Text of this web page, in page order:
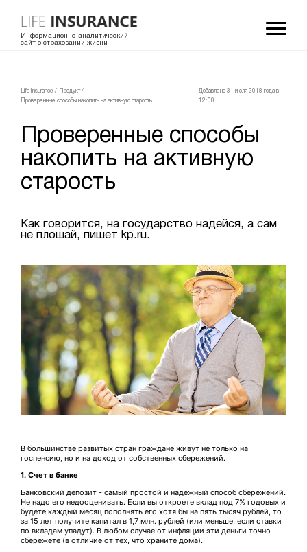
Информационно-аналитический
сайт о страховании жизни
LifeInsurance / Продукт/
Проверенные способы накопить на активную старость
Добавлено 31 июля 2018 года в
12:00
Проверенные способы
накопить на активную
старость
Как говорится, на государство надейся, а сам
не плошай, пишет kp.ru.
В большинстве развитых стран граждане живут не только на
госпенсию, но и на доход от собственных сбережений.
1. Счет в банке
Банковский депозит - самый простой и надежный способ сбережений.
Не надо его недооценивать. Если вы откроете вклад под 7% годовых и
будете каждый месяц пополнять его хотя бы на пять тысяч рублей, то
за 15 лет получите капитал в 1,7 млн. рублей (или меньше, если ставки
по вкладам упадут). В любом случае от инфляции эти деньги точно
сбережете (в отличие от тех, что храните дома).